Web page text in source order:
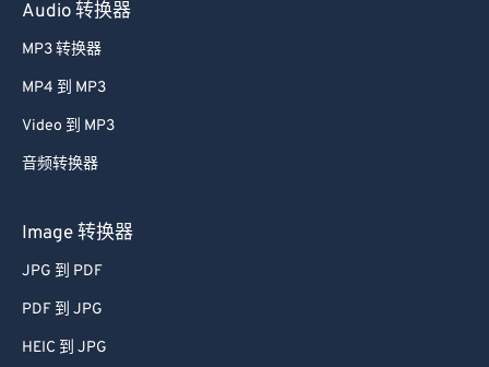
Audio 转换器
MP3 转换器
MP4 到 MP3
Video 到 MP3
音频转换器
Image 转换器
JPG 到 PDF
PDF 到 JPG
HEIC 到 JPG